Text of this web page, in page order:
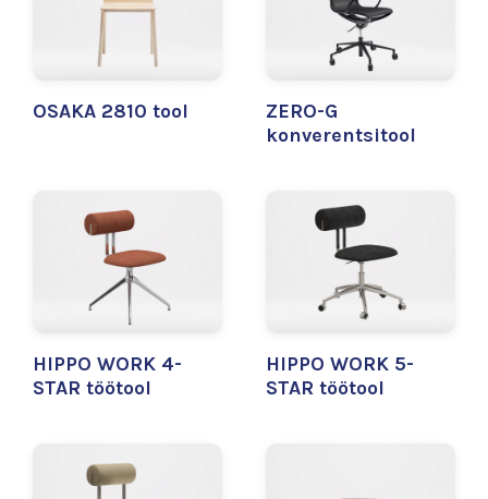
OSAKA 2810 tool
ZERO-G
konverentsitool
HIPPO WORK 4-
STAR töötool
HIPPO WORK 5-
STAR töötool